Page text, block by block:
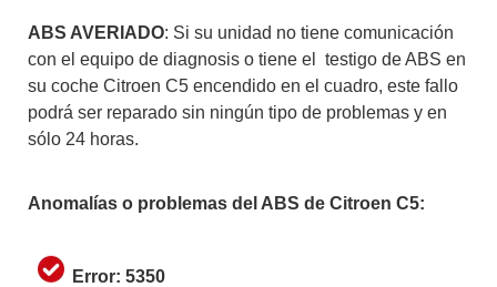
ABS AVERIADO: Si su unidad no tiene comunicación
con el equipo de diagnosis o tiene el testigo de ABS en
su coche Citroen C5 encendido en el cuadro, este fallo
podrá ser reparado sin ningún tipo de problemas y en
sólo 24 horas.
Anomalías o problemas del ABS de Citroen C5:
Error: 5350